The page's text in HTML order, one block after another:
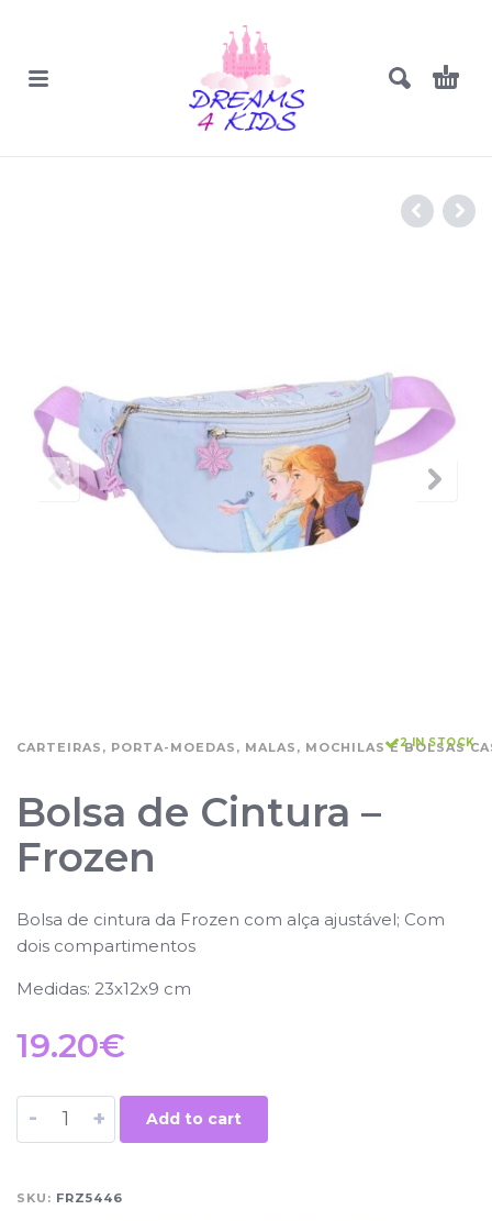
CARTEIRAS, PORTA-MOEDAS, MALAS, MOCHILAS E BOLSAS
2 IN STOCK
Bolsa de Cintura –
Frozen
Bolsa de cintura da Frozen com alça ajustável; Com
dois compartimentos
Medidas: 23x12x9 cm
19.20€
- + Add to cart
SKU: FRZ5446